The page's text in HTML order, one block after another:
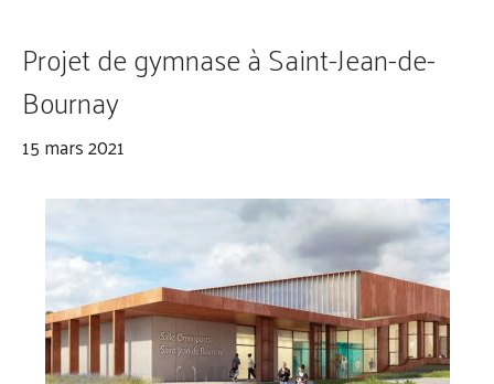
Projet de gymnase à Saint-Jean-de-
Bournay
15 mars 2021